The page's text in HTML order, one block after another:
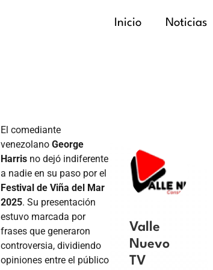
Inicio Noticias
El comediante
venezolanoGeorge
Harris no dejó indiferente
a nadie en su paso por el
Festival de Viña del Mar
2025. Su presentación
estuvo marcada por
frases que generaron
controversia, dividiendo
opiniones entre el público
Valle
Nuevo
TV